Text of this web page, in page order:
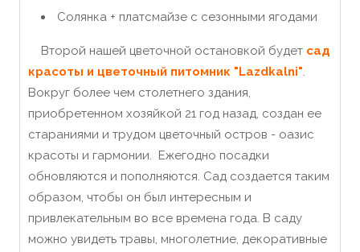
Солянка + платсмайзе с сезонными ягодами
Второй нашей цветочной остановкой будет сад
красоты и цветочный питомник "Lazdkalni".
Вокруг более чем столетнего здания,
приобретенном хозяйкой 21 год назад, создан ее
стараниями и трудом цветочный остров - оазис
красоты и гармонии. Ежегодно посадки
обновляются и пополняются. Сад создается таким
образом, чтобы он был интересным и
привлекательным во все времена года. В саду
можно увидеть травы, многолетние, декоративные